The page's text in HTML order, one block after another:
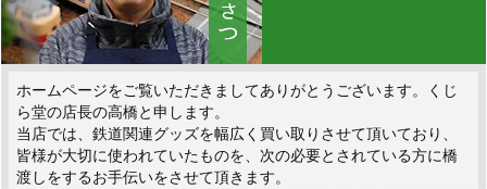
ホームページをご覧いただきましてありがとうございます。くじ
ら堂の店長の高橋と申します。
当店では、鉄道関連グッズを幅広く買い取りさせて頂いており、
皆様が大切に使われていたものを、次の必要とされている方に橋
渡しをするお手伝いをさせて頂きます。